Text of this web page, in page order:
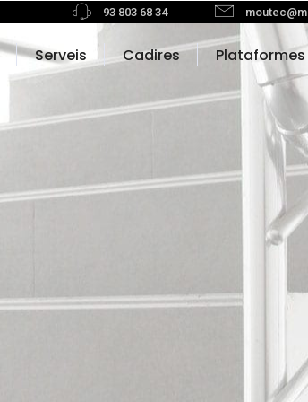
93 803 68 34
Serveis Cadires Plataformes